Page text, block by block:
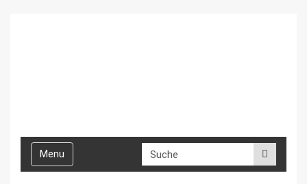
Toggle
navigation
Menu